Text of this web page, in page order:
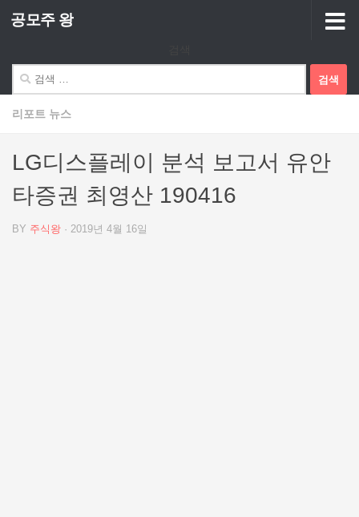
Skip to content
공모주 왕
색:
리포트 뉴스
LG디스플레이 분석 보고서 유안
타증권 최영산 190416
BY 주식왕 · 2019년 4월 16일